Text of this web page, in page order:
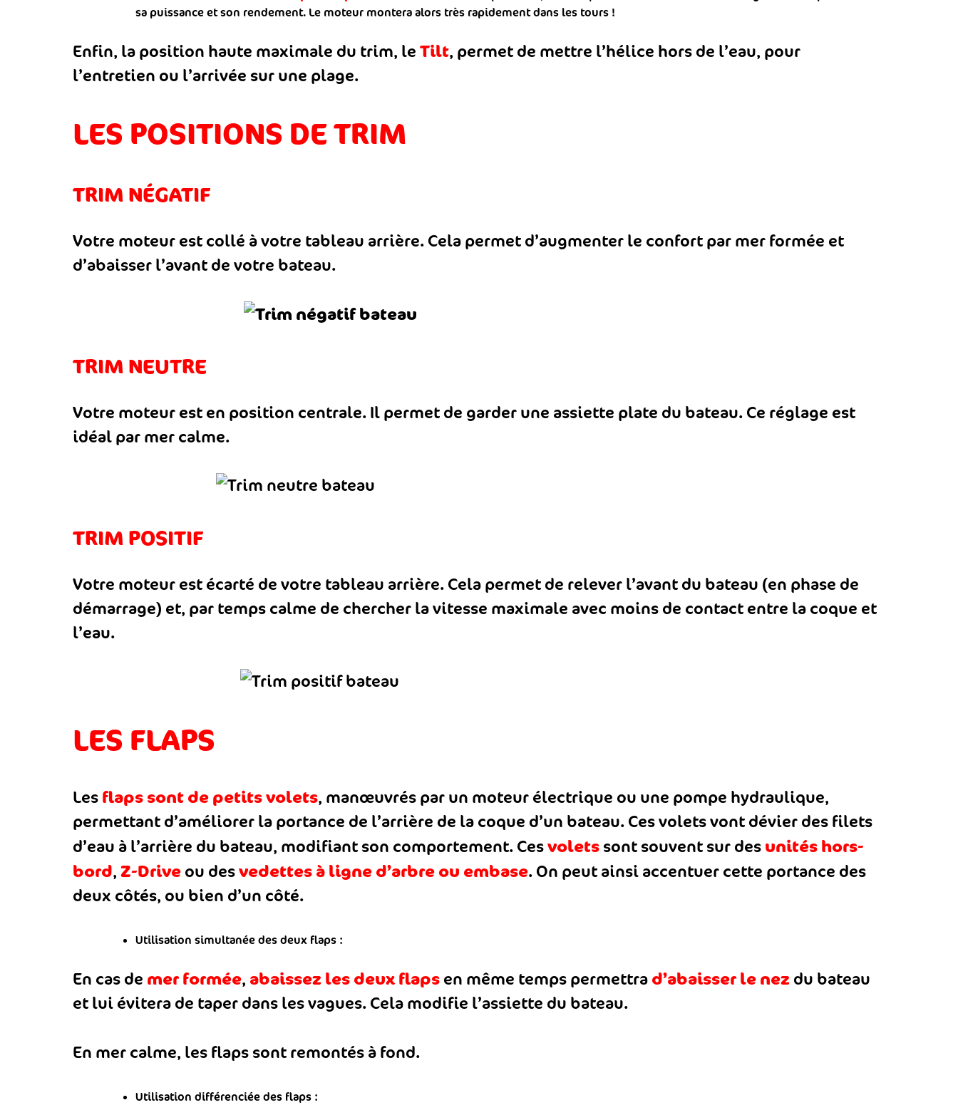
sa puissance et son rendement. Le moteur montera alors très rapidement dans les tours !
Enfin, la position haute maximale du trim, le Tilt, permet de mettre l’hélice hors de l’eau, pour
l’entretien ou l’arrivée sur une plage.
LES POSITIONS DE TRIM
TRIM NÉGATIF
Votre moteur est collé à votre tableau arrière. Cela permet d’augmenter le confort par mer formée et
d’abaisser l’avant de votre bateau.
TRIM NEUTRE
Votre moteur est en position centrale. Il permet de garder une assiette plate du bateau. Ce réglage est
idéal par mer calme.
TRIM POSITIF
Votre moteur est écarté de votre tableau arrière. Cela permet de relever l’avant du bateau (en phase de
démarrage) et, par temps calme de chercher la vitesse maximale avec moins de contact entre la coque et
l’eau.
LES FLAPS
Les flaps sont de petits volets, manœuvrés par un moteur électrique ou une pompe hydraulique,
permettant d’améliorer la portance de l’arrière de la coque d’un bateau. Ces volets vont dévier des filets
d’eau à l’arrière du bateau, modifiant son comportement. Cesvolets sont souvent sur des unités hors-
bord, Z-Drive ou desvedettes à ligne d’arbre ou embase. On peut ainsi accentuer cette portance des
deux côtés, ou bien d’un côté.
Utilisation simultanée des deux flaps :
En cas de mer formée, abaissez les deux flaps en même temps permettra d’abaisser le nez du bateau
et lui évitera de taper dans les vagues. Cela modifie l’assiette du bateau.
En mer calme, les flaps sont remontés à fond.
Utilisation différenciée des flaps :